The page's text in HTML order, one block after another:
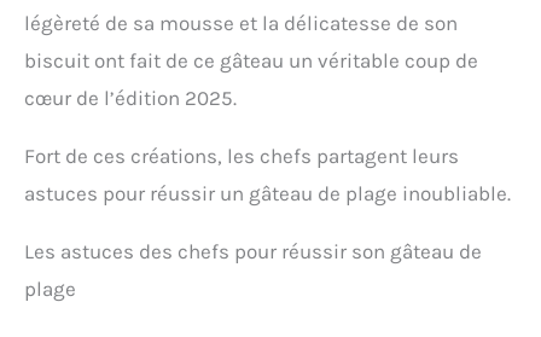
légèreté de sa mousse et la délicatesse de son
biscuit ont fait de ce gâteau un véritable coup de
cœur de l’édition 2025.
Fort de ces créations, les chefs partagent leurs
astuces pour réussir un gâteau de plage inoubliable.
Les astuces des chefs pour réussir son gâteau de
plage